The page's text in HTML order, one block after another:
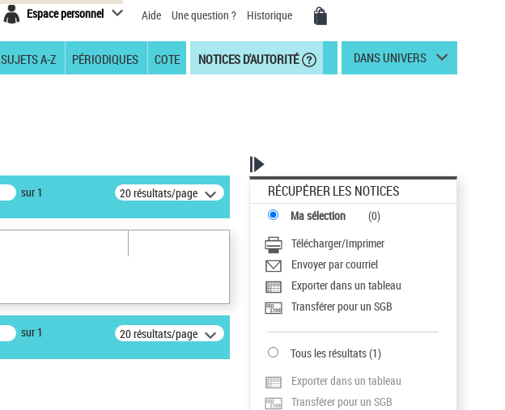
Espace personnel Aide Une question ? Historique
SUJETS A-Z PÉRIODIQUES COTE NOTICES D'AUTORITÉ DANS UNIVERS
sur 1 20 résultats/page
sur 1 20 résultats/page
RÉCUPÉRER LES NOTICES
Ma sélection (0)
Télécharger/Imprimer
Envoyer par courriel
Exporter dans un tableau
Transférer pour un SGB
Tous les résultats(1)
Exporter dans un tableau
Transférer pour un SGB